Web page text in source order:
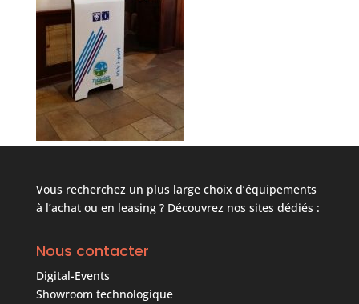
Vous recherchez un plus large choix d’équipements
à l’achat ou en leasing ? Découvrez nos sites dédiés :
Nous contacter
Digital-Events
Showroom technologique